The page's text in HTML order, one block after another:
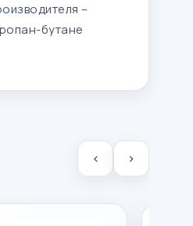
–
бутане